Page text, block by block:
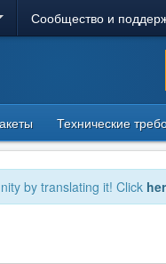
Сообщество и
Технические
by translating it! Click